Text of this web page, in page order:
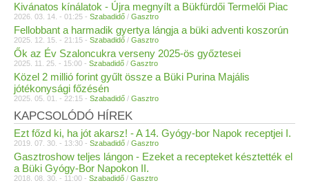
Kivánatos kínálatok - Újra megnyílt a Bükfürdői Termelői Piac
2026. 03. 14. - 01:25 - Szabadidő / Gasztro
Fellobbant a harmadik gyertya lángja a büki adventi koszorún
2025. 12. 15. - 21:15 - Szabadidő / Gasztro
Ők az Év Szaloncukra verseny 2025-ös győztesei
2025. 11. 25. - 15:00 - Szabadidő / Gasztro
Közel 2 millió forint gyűlt össze a Büki Purina Majális
jótékonysági főzésén
2025. 05. 01. - 22:15 - Szabadidő / Gasztro
KAPCSOLÓDÓ HÍREK
Ezt főzd ki, ha jót akarsz! - A 14. Gyógy-bor Napok receptjei I.
2019. 07. 30. - 13:30 - Szabadidő / Gasztro
Gasztroshow teljes lángon - Ezeket a recepteket késztették el
a Büki Gyógy-Bor Napokon II.
2018. 08. 30. - 11:00 - Szabadidő / Gasztro